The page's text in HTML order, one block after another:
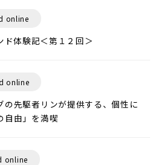
online
ド体験記＜第１２回＞
online
の先駆者リンが提供する、個性に
自由」を満喫
online